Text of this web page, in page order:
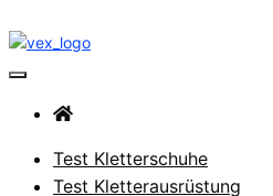
Inhalt
springen
VerticalExtreme
Test Kletterschuhe
Test Kletterausrüstung